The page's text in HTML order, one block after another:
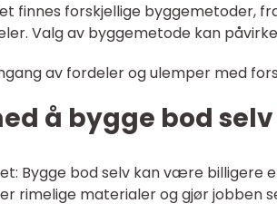
finnes forskjellige byggemetoder,
Valg av byggemetode kan
av fordeler og ulemper med
å bygge bod
Bygge bod selv kan være billigere
rimelige materialer og gjør jobben